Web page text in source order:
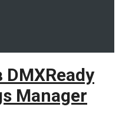
Manager